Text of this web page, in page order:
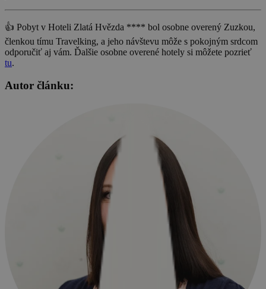
👍 Pobyt v Hoteli Zlatá Hvězda **** bol osobne overený Zuzkou,
členkou tímu Travelking, a jeho návštevu môže s pokojným srdcom
odporučiť aj vám. Ďalšie osobne overené hotely si môžete pozrieť
tu.
Autor článku: